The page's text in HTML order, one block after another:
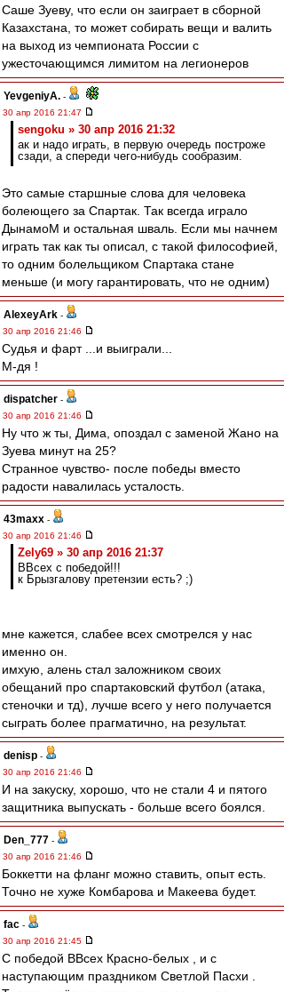
Саше Зуеву, что если он заиграет в сборной
Казахстана, то может собирать вещи и валить
на выход из чемпионата России с
ужесточающимся лимитом на легионеров
YevgeniyA. -
30 апр 2016 21:47
sengoku » 30 апр 2016 21:32
ак и надо играть, в первую очередь построже
сзади, а спереди чего-нибудь сообразим.
Это самые старшные слова для человека
болеющего за Спартак. Так всегда играло
ДынамоМ и остальная шваль. Если мы начнем
играть так как ты описал, с такой философией,
то одним болельщиком Спартака стане
меньше (и могу гарантировать, что не одним)
AlexeyArk -
30 апр 2016 21:46
Судья и фарт ...и выиграли...
М-дя !
dispatcher -
30 апр 2016 21:46
Ну что ж ты, Дима, опоздал с заменой Жано на
Зуева минут на 25?
Странное чувство- после победы вместо
радости навалилась усталость.
43maxx -
30 апр 2016 21:46
Zely69 » 30 апр 2016 21:37
ВВсех с победой!!!
к Брызгалову претензии есть? ;)
мне кажется, слабее всех смотрелся у нас
именно он.
имхую, алень стал заложником своих
обещаний про спартаковский футбол (атака,
стеночки и тд), лучше всего у него получается
сыграть более прагматично, на результат.
denisp -
30 апр 2016 21:46
И на закуску, хорошо, что не стали 4 и пятого
защитника выпускать - больше всего боялся.
Den_777 -
30 апр 2016 21:46
Боккетти на фланг можно ставить, опыт есть.
Точно не хуже Комбарова и Макеева будет.
fac -
30 апр 2016 21:45
С победой ВВсех Красно-белых , и с
наступающим праздником Светлой Пасхи .